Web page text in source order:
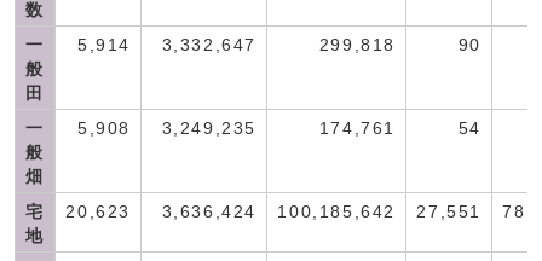
数
一
般
田
5,914 3,332,647 299,818 90
一
般
畑
5,908 3,249,235 174,761 54
宅
地
20,623 3,636,424 100,185,642 27,551